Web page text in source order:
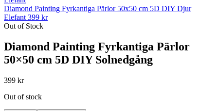
Diamond Painting Fyrkantiga Pärlor 50x50 cm 5D DIY Djur
Elefant 399 kr
Out of Stock
Diamond Painting Fyrkantiga Pärlor
50×50 cm 5D DIY Solnedgång
399 kr
Out of stock